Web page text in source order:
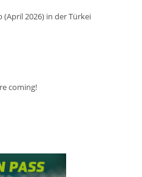
2026) in der Türkei
coming!